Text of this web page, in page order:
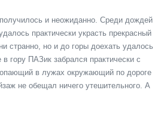
получилось и неожиданно. Среди дождей
практически украсть прекрасный
странно, но и до горы доехать удалось
гору ПАЗик забрался практически с
в лужах окружающий по дороге
не обещал ничего утешительного. А